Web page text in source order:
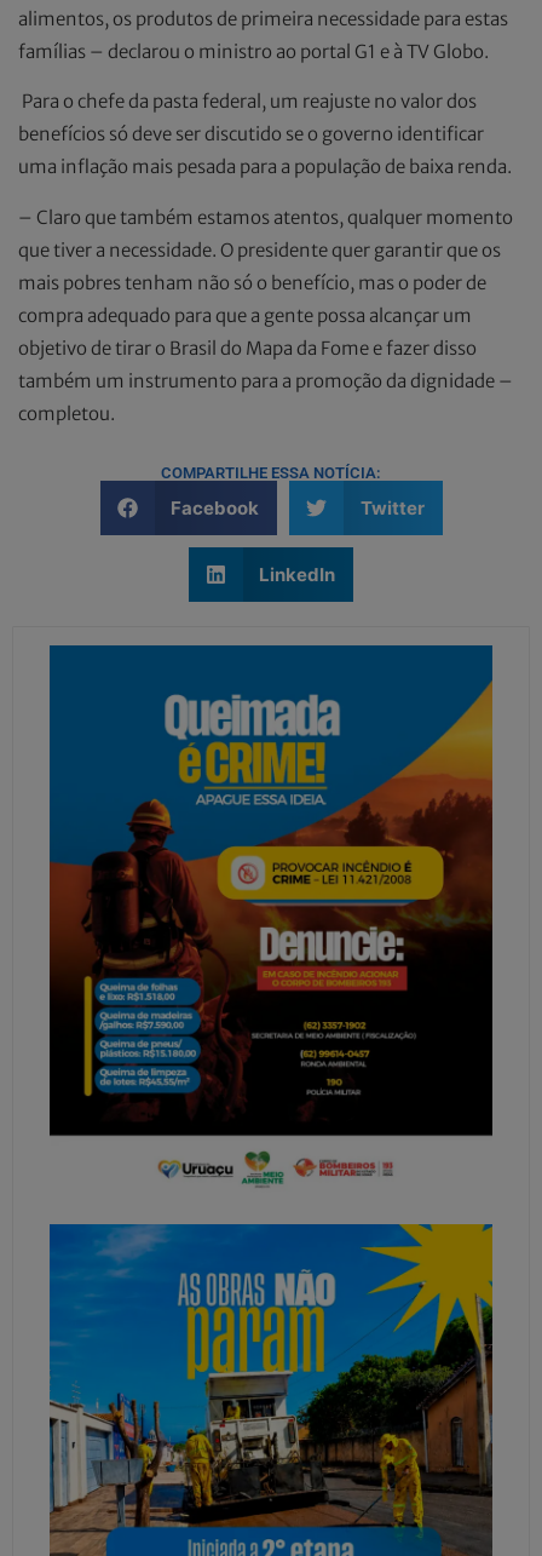
alimentos, os produtos de primeira necessidade para estas
famílias – declarou o ministro ao portal G1 e à TV Globo.
Para o chefe da pasta federal, um reajuste no valor dos
benefícios só deve ser discutido se o governo identificar
uma inflação mais pesada para a população de baixa renda.
– Claro que também estamos atentos, qualquer momento
que tiver a necessidade. O presidente quer garantir que os
mais pobres tenham não só o benefício, mas o poder de
compra adequado para que a gente possa alcançar um
objetivo de tirar o Brasil do Mapa da Fome e fazer disso
também um instrumento para a promoção da dignidade –
completou.
COMPARTILHE ESSA NOTÍCIA:
Facebook Twitter
LinkedIn